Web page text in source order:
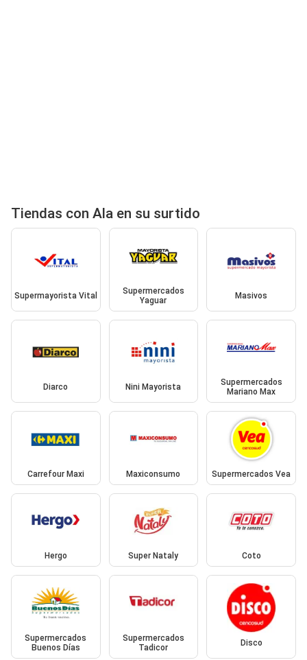
Tiendas con Ala en su surtido
Supermayorista Vital
Supermercados
Yaguar
Masivos
Diarco Nini Mayorista
Supermercados
Mariano Max
Carrefour Maxi Maxiconsumo Supermercados Vea
Hergo Super Nataly Coto
Supermercados
Buenos Días
Supermercados
Tadicor
Disco